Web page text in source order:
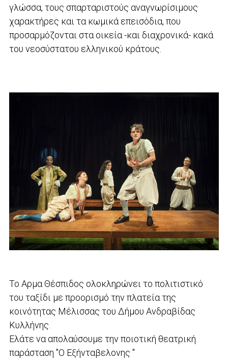
γλώσσα, τους σπαρταριστούς αναγνωρίσιμους
χαρακτήρες και τα κωμικά επεισόδια, που
προσαρμόζονται στα οικεία -και διαχρονικά- κακά
του νεοσύστατου ελληνικού κράτους.
Το Αρμα Θέσπιδος ολοκληρώνει το πολιτιστικό
του ταξίδι με προορισμό την πλατεία της
κοινότητας Μέλισσας του Δήμου Ανδραβίδας
Κυλλήνης.
Ελάτε να απολαύσουμε την ποιοτική θεατρική
παράσταση "Ο Εξήνταβελονης "